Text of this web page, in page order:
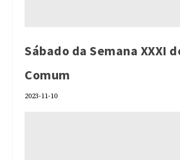
Sábado da Semana XXXI
Comum
2023-11-10